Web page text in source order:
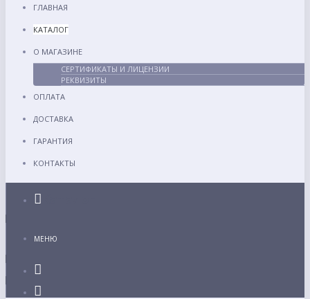
ГЛАВНАЯ
КАТАЛОГ
О МАГАЗИНЕ
СЕРТИФИКАТЫ И ЛИЦЕНЗИИ
РЕКВИЗИТЫ
ОПЛАТА
ДОСТАВКА
ГАРАНТИЯ
КОНТАКТЫ
МЕНЮ